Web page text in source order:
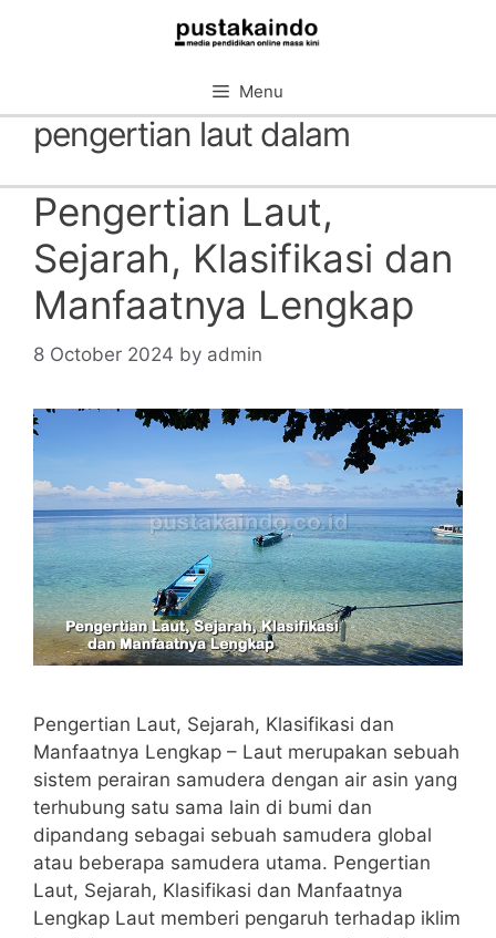
Menu
pengertian laut dalam
Pengertian Laut,
Sejarah, Klasifikasi dan
Manfaatnya Lengkap
8 October 2024 by admin
Pengertian Laut, Sejarah, Klasifikasi dan
Manfaatnya Lengkap – Laut merupakan sebuah
sistem perairan samudera dengan air asin yang
terhubung satu sama lain di bumi dan
dipandang sebagai sebuah samudera global
atau beberapa samudera utama. Pengertian
Laut, Sejarah, Klasifikasi dan Manfaatnya
Lengkap Laut memberi pengaruh terhadap iklim